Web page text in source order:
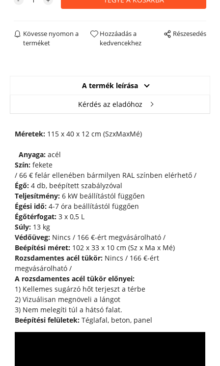
Kövesse nyomon a
terméket
Hozzáadás a
kedvencekhez
Részesedés
A termék leírása
Kérdés az eladóhoz
Méretek:115 x 40 x 12 cm (SzxMaxMé)
Anyaga:acél
Szín:fekete
/ 66 € felár ellenében bármilyen RAL színben elérhető /
Égő:4 db, beépített szabályzóval
Teljesítmény:6 kW beállítástól függően
Égési idő:4-7 óra beállítástól függően
Égőtérfogat:3 x 0,5 L
Súly:13 kg
Védőüveg:Nincs / 166 €-ért megvásárolható /
Beépítési méret:102 x 33 x 10 cm (Sz x Ma x Mé)
Rozsdamentes acél tükör:Nincs / 166 €-ért
megvásárolható /
A rozsdamentes acél tükör előnyei:
1) Kellemes sugárzó hőt terjeszt a térbe
2) Vizuálisan megnöveli a lángot
3) Nem melegíti túl a hátsó falat.
Beépítési felületek:Téglafal, beton, panel